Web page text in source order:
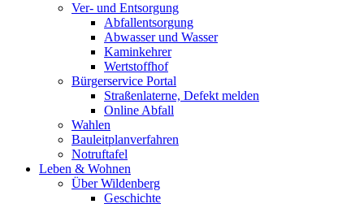
Ver- und Entsorgung
Abfallentsorgung
Abwasser und Wasser
Kaminkehrer
Wertstoffhof
Bürgerservice Portal
Straßenlaterne, Defekt melden
Online Abfall
Wahlen
Bauleitplanverfahren
Notruftafel
Leben & Wohnen
Über Wildenberg
Geschichte